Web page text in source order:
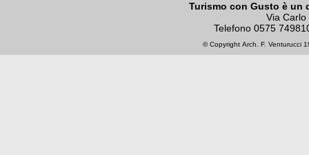
Turismo con Gusto è un
Via
Telefono 0575
© Copyright Arch. F. Venturucci